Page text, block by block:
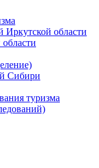
Иркутской области
Сибири
туризма